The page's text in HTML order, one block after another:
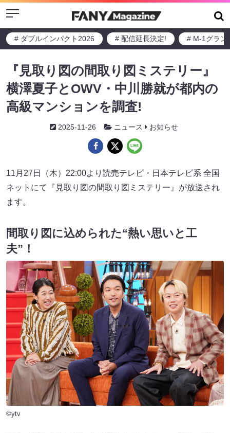
Menu
# ダブルインパクト2026 # 配信延長決定! # M-1グラン
『見取り図の間取り図ミステリー』
横澤夏子とOWV・中川勝就が都内の
高級マンションを調査!
2025-11-26 ニュース お知らせ
11月27日（木）22:00より読売テレビ・日本テレビ系 全国
ネットにて『見取り図の間取り図ミステリー』が放送され
ます。
間取り図に込められた“熱い思いと工
夫”！
©ytv